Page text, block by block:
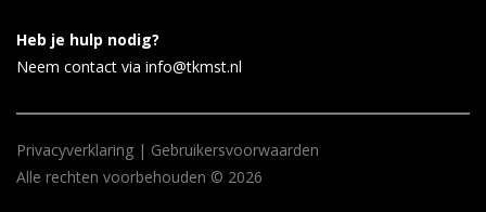
Heb je hulp nodig?
Neem contact via info@tkmst.nl
Privacyverklaring | Gebruikersvoorwaarden
Alle rechten voorbehouden © 2026